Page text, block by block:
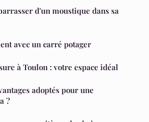
d'un moustique dans sa
avec un carré potager
à Toulon : votre espace idéal
adoptés pour une
?